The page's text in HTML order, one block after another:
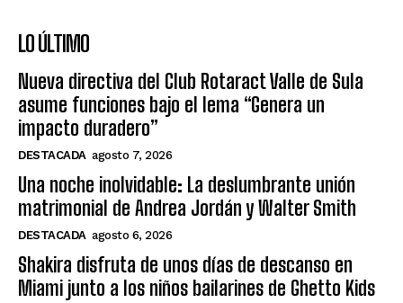
LO ÚLTIMO
Nueva directiva del Club Rotaract Valle de Sula
asume funciones bajo el lema “Genera un
impacto duradero”
DESTACADA agosto 7, 2026
Una noche inolvidable: La deslumbrante unión
matrimonial de Andrea Jordán y Walter Smith
DESTACADA agosto 6, 2026
Shakira disfruta de unos días de descanso en
Miami junto a los niños bailarines de Ghetto Kids